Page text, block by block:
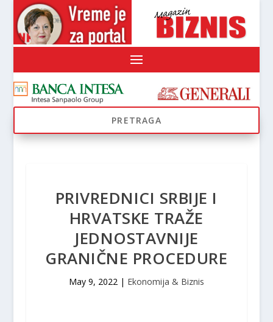
PRIVREDNICI SRBIJE I
HRVATSKE TRAŽE
JEDNOSTAVNIJE
GRANIČNE PROCEDURE
May 9, 2022 | Ekonomija & Biznis